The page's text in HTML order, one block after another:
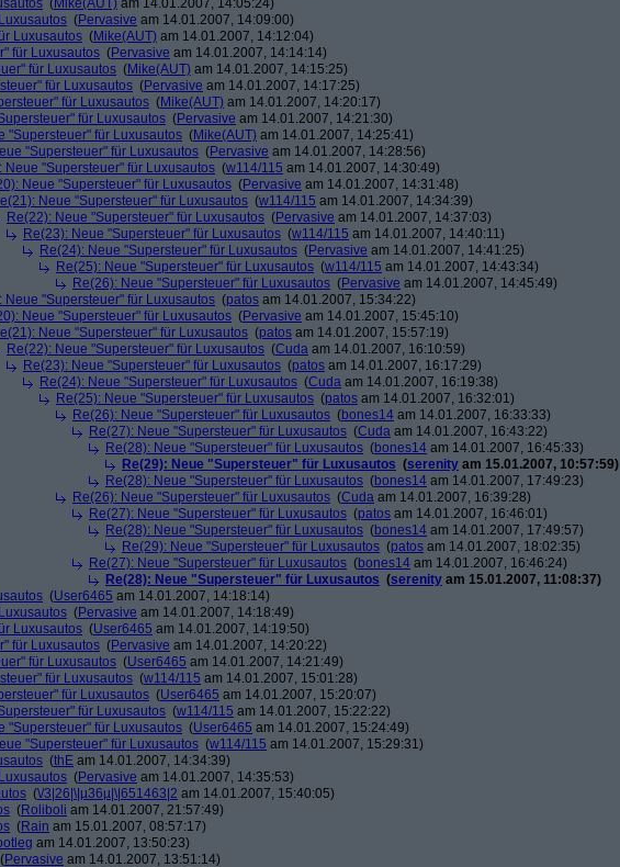
(Mike(AUT) am 14.01.2007, 14:05:24)
(Pervasive am 14.01.2007, 14:09:00)
Luxusautos (Mike(AUT) am 14.01.2007, 14:12:04)
für Luxusautos (Pervasive am 14.01.2007, 14:14:14)
für Luxusautos (Mike(AUT) am 14.01.2007, 14:15:25)
für Luxusautos (Pervasive am 14.01.2007, 14:17:25)
für Luxusautos (Mike(AUT) am 14.01.2007, 14:20:17)
für Luxusautos (Pervasive am 14.01.2007, 14:21:30)
"Supersteuer" für Luxusautos (Mike(AUT) am 14.01.2007, 14:25:41)
"Supersteuer" für Luxusautos (Pervasive am 14.01.2007, 14:28:56)
Neue "Supersteuer" für Luxusautos (w114/115 am 14.01.2007, 14:30:49)
Neue "Supersteuer" für Luxusautos (Pervasive am 14.01.2007, 14:31:48)
Neue "Supersteuer" für Luxusautos (w114/115 am 14.01.2007, 14:34:39)
Re(22): Neue "Supersteuer" für Luxusautos (Pervasive am 14.01.2007, 14:37:03)
Re(23): Neue "Supersteuer" für Luxusautos (w114/115 am 14.01.2007, 14:40:11)
Re(24): Neue "Supersteuer" für Luxusautos (Pervasive am 14.01.2007, 14:41:25)
Re(25): Neue "Supersteuer" für Luxusautos (w114/115 am 14.01.2007, 14:43:34)
Re(26): Neue "Supersteuer" für Luxusautos (Pervasive am 14.01.2007, 14:45:49)
Neue "Supersteuer" für Luxusautos (patos am 14.01.2007, 15:34:22)
Neue "Supersteuer" für Luxusautos (Pervasive am 14.01.2007, 15:45:10)
Neue "Supersteuer" für Luxusautos (patos am 14.01.2007, 15:57:19)
Re(22): Neue "Supersteuer" für Luxusautos (Cuda am 14.01.2007, 16:10:59)
Re(23): Neue "Supersteuer" für Luxusautos (patos am 14.01.2007, 16:17:29)
Re(24): Neue "Supersteuer" für Luxusautos (Cuda am 14.01.2007, 16:19:38)
Re(25): Neue "Supersteuer" für Luxusautos (patos am 14.01.2007, 16:32:01)
Re(26): Neue "Supersteuer" für Luxusautos (bones14 am 14.01.2007, 16:33:33)
Re(27): Neue "Supersteuer" für Luxusautos (Cuda am 14.01.2007, 16:43:22)
Re(28): Neue "Supersteuer" für Luxusautos (bones14 am 14.01.2007, 16:45:33)
Re(29): Neue "Supersteuer" für Luxusautos (serenity am 15.01.2007, 10:57:59)
Re(28): Neue "Supersteuer" für Luxusautos (bones14 am 14.01.2007, 17:49:23)
Re(26): Neue "Supersteuer" für Luxusautos (Cuda am 14.01.2007, 16:39:28)
Re(27): Neue "Supersteuer" für Luxusautos (patos am 14.01.2007, 16:46:01)
Re(28): Neue "Supersteuer" für Luxusautos (bones14 am 14.01.2007, 17:49:57)
Re(29): Neue "Supersteuer" für Luxusautos (patos am 14.01.2007, 18:02:35)
Re(27): Neue "Supersteuer" für Luxusautos (bones14 am 14.01.2007, 16:46:24)
Re(28): Neue "Supersteuer" für Luxusautos (serenity am 15.01.2007, 11:08:37)
(User6465 am 14.01.2007, 14:18:14)
(Pervasive am 14.01.2007, 14:18:49)
Luxusautos (User6465 am 14.01.2007, 14:19:50)
für Luxusautos (Pervasive am 14.01.2007, 14:20:22)
für Luxusautos (User6465 am 14.01.2007, 14:21:49)
für Luxusautos (w114/115 am 14.01.2007, 15:01:28)
für Luxusautos (User6465 am 14.01.2007, 15:20:07)
für Luxusautos (w114/115 am 14.01.2007, 15:22:22)
"Supersteuer" für Luxusautos (User6465 am 14.01.2007, 15:24:49)
"Supersteuer" für Luxusautos (w114/115 am 14.01.2007, 15:29:31)
(thE am 14.01.2007, 14:34:39)
(Pervasive am 14.01.2007, 14:35:53)
(\/3|26|\|µ36µ|\|651463|2 am 14.01.2007, 15:40:05)
(Roliboli am 14.01.2007, 21:57:49)
(Rain am 15.01.2007, 08:57:17)
am 14.01.2007, 13:50:23)
(Pervasive am 14.01.2007, 13:51:14)